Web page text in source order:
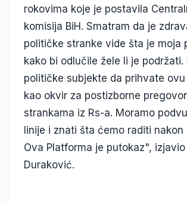
rokovima koje je postavila
komisija BiH. Smatram da je
političke stranke vide šta je moja
kako bi odlučile žele li je podržati.
političke subjekte da prihvate
kao okvir za postizborne
strankama iz Rs-a. Moramo
linije i znati šta ćemo raditi nakon
Ova Platforma je putokaz", izjavio
Duraković.